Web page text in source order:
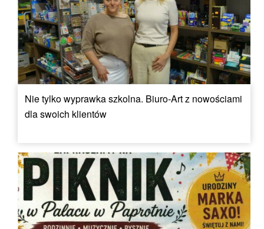
Nie tylko wyprawka szkolna. Biuro-Art z nowościami
dla swoich klientów